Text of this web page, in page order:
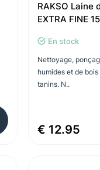
RAKSO Laine
EXTRA FINE
En stock
Nettoyage,
humides et de
tanins. N..
€ 12.95